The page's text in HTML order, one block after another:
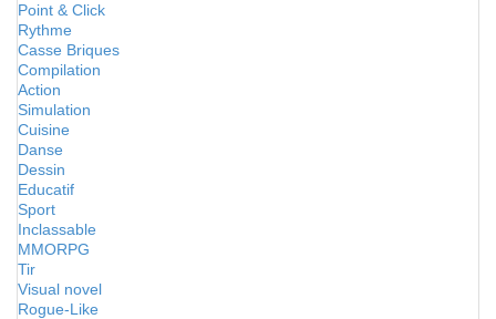
Point & Click
Rythme
Casse Briques
Compilation
Action
Simulation
Cuisine
Danse
Dessin
Educatif
Sport
Inclassable
MMORPG
Tir
Visual novel
Rogue-Like